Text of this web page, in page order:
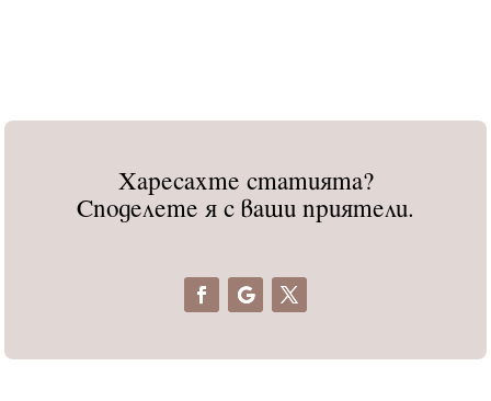
Харесахте статията?
Споделете я с ваши приятели.